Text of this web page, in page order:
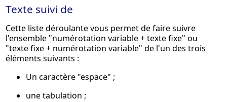
Texte suivi de
Cette liste déroulante vous permet de faire suivre
l'ensemble "numérotation variable + texte fixe" ou
"texte fixe + numérotation variable" de l'un des trois
éléments suivants :
Un caractère "espace" ;
une tabulation ;